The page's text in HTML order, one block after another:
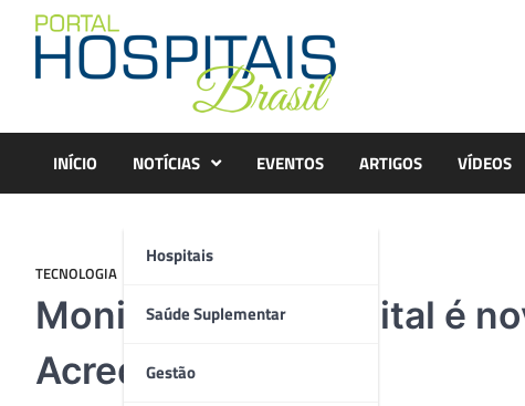
content
INÍCIO NOTÍCIAS
Hospitais
Saúde Suplementar
Gestão
EVENTOS ARTIGOS VÍDEOS
TECNOLOGIA
Monitoramento digital é
Acreditação